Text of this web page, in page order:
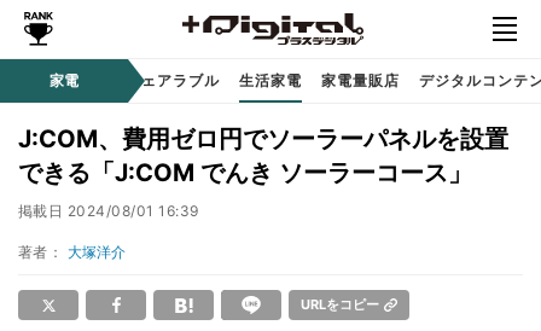
家電
ディオ 時計 / ウェアラブル 生活家電 家電量販店 デジタルコンテ
J:COM、費用ゼロ円でソーラーパネルを設置
できる「J:COM でんき ソーラーコース」
掲載日 2024/08/01 16:39
著者： 大塚洋介
URLをコピー